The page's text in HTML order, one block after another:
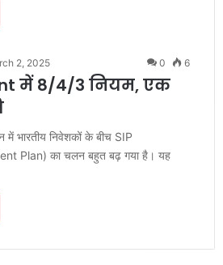
2, 2025 0 6
में 8/4/3 नियम, एक
भारतीय निवेशकों के बीच SIP
Plan) का चलन बहुत बढ़ गया है। यह